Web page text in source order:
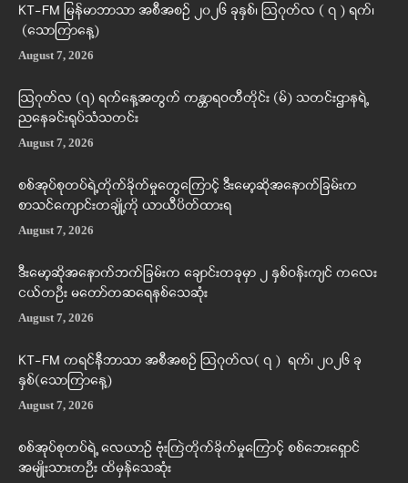
KT-FM မြန်မာဘာသာ အစီအစဉ် ၂၀၂၆ ခုနှစ်၊ ဩဂုတ်လ ( ၇ ) ရက်၊
(သောကြာနေ့)
August 7, 2026
ဩဂုတ်လ (၇) ရက်နေ့အတွက် ကန္တာရဝတီတိုင်း (မ်) သတင်းဌာနရဲ့
ညနေခင်းရုပ်သံသတင်း
August 7, 2026
စစ်အုပ်စုတပ်ရဲ့တိုက်ခိုက်မှုတွေကြောင့် ဒီးမော့ဆိုအနောက်ခြမ်းက
စာသင်ကျောင်းတချို့ကို ယာယီပိတ်ထားရ
August 7, 2026
ဒီးမော့ဆိုအနောက်ဘက်ခြမ်းက ချောင်းတခုမှာ ၂ နှစ်ဝန်းကျင် ကလေး
ငယ်တဦး မတော်တဆရေနစ်သေဆုံး
August 7, 2026
KT-FM ကရင်နီဘာသာ အစီအစဉ် ဩဂုတ်လ( ၇ ) ရက်၊ ၂၀၂၆ ခု
နှစ်(သောကြာနေ့)
August 7, 2026
စစ်အုပ်စုတပ်ရဲ့ လေယာဉ် ဗုံးကြဲတိုက်ခိုက်မှုကြောင့် စစ်ဘေးရှောင်
အမျိုးသားတဦး ထိမှန်သေဆုံး